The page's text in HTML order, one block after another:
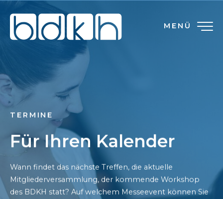
MENÜ
TERMINE
Für Ihren Kalender
Wann findet das nächste Treffen, die aktuelle
Mitgliederversammlung, der kommende Workshop
des BDKH statt? Auf welchem Messeevent können Sie